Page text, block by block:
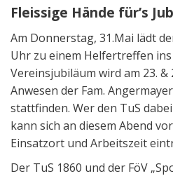
Fleissige Hände für’s
Am Donnerstag, 31.Mai lädt
Uhr zu einem Helfertreffen
Vereinsjubiläum wird am 23. &
Anwesen der Fam.
stattfinden. Wer den TuS
kann sich an diesem Abend
Einsatzort und Arbeitszeit
Der TuS 1860 und der FöV